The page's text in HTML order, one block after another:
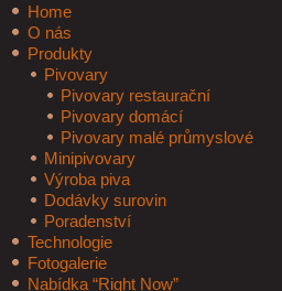
Home
O nás
Produkty
Pivovary
Pivovary restaurační
Pivovary domácí
Pivovary malé průmyslové
Minipivovary
Výroba piva
Dodávky surovin
Poradenství
Technologie
Fotogalerie
Nabídka “Right Now”